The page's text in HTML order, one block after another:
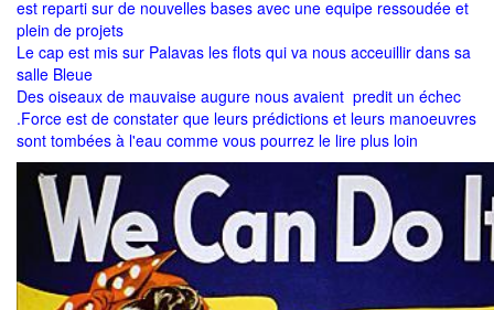
est reparti sur de nouvelles bases avec une equipe ressoudée et
plein de projets
Le cap est mis sur Palavas les flots qui va nous acceuillir dans sa
salle Bleue
Des oiseaux de mauvaise augure nous avaient predit un échec
.Force est de constater que leurs prédictions et leurs manoeuvres
sont tombées à l'eau comme vous pourrez le lire plus loin